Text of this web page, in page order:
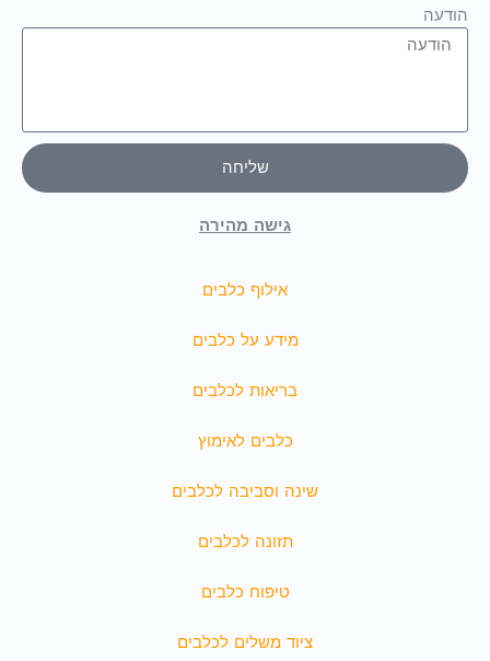
הודעה
שליחה
גישה מהירה
אילוף כלבים
מידע על כלבים
בריאות לכלבים
כלבים לאימוץ
שינה וסביבה לכלבים
תזונה לכלבים
טיפוח כלבים
ציוד משלים לכלבים